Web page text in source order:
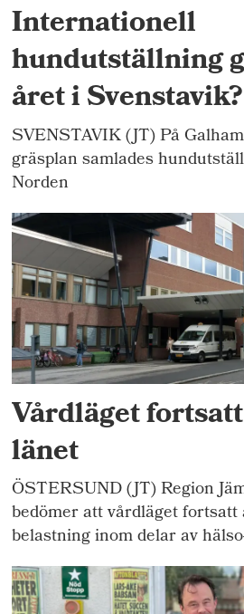
Internationell
hundutställning
året i Svenstavik?
SVENSTAVIK (JT) På
gräsplan samlades
Norden
Vårdläget
länet
ÖSTERSUND (JT) Region
bedömer att vårdläget
belastning inom delar av